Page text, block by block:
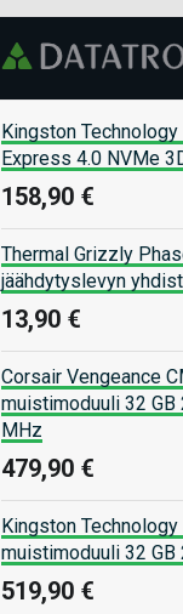
Kingston
Express 4.0 NVMe
158,90 €
Thermal Grizzly
jäähdytyslevyn
13,90 €
Corsair Vengeance
muistimoduuli 32 GB
MHz
479,90 €
Kingston Technology
muistimoduuli 32 GB
519,90 €